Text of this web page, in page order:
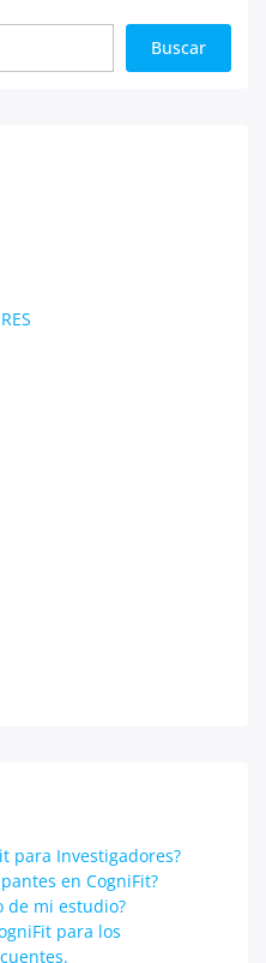
Buscar
para Investigadores?
en CogniFit?
de mi estudio?
para los